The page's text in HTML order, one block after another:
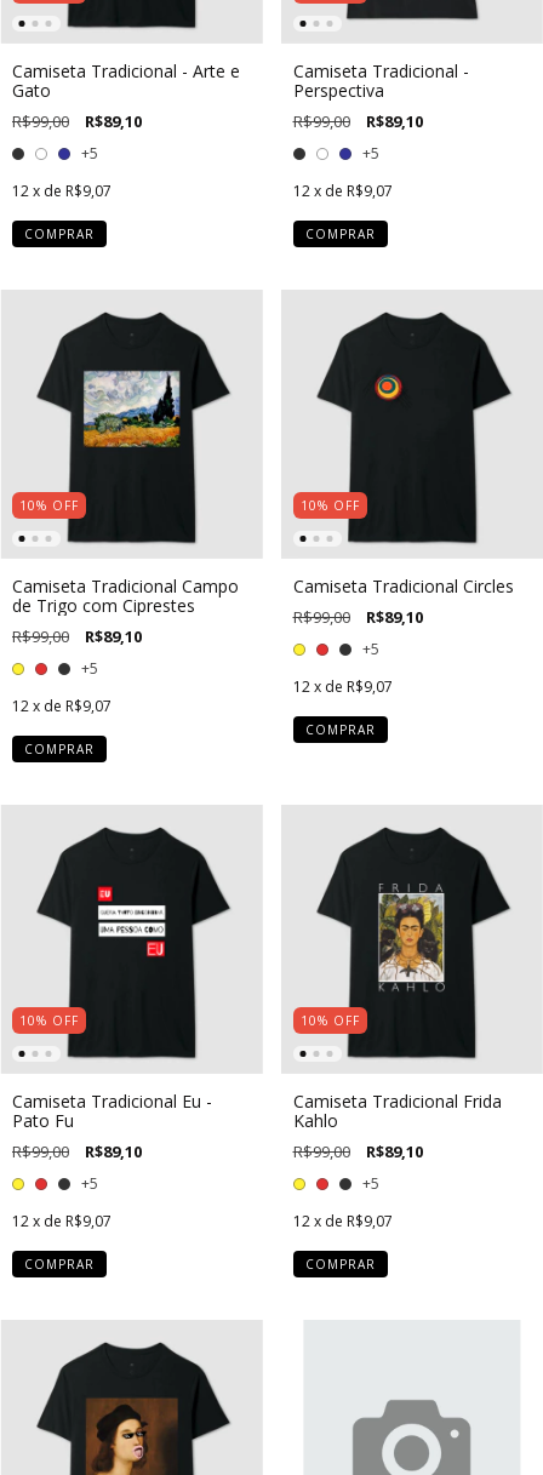
Camiseta Tradicional - Arte e
Gato
R$99,00 R$89,10
+5
12x de R$9,07
COMPRAR
Camiseta Tradicional -
Perspectiva
R$99,00 R$89,10
+5
12 x de R$9,07
COMPRAR
10% OFF
Camiseta Tradicional Campo
de Trigo com Ciprestes
R$99,00 R$89,10
+5
12x de R$9,07
COMPRAR
10% OFF
Camiseta Tradicional Circles
R$99,00 R$89,10
+5
12 x de R$9,07
COMPRAR
10% OFF
Camiseta Tradicional Eu -
Pato Fu
R$99,00 R$89,10
+5
12x de R$9,07
COMPRAR
10% OFF
Camiseta Tradicional Frida
Kahlo
R$99,00 R$89,10
+5
12 x de R$9,07
COMPRAR